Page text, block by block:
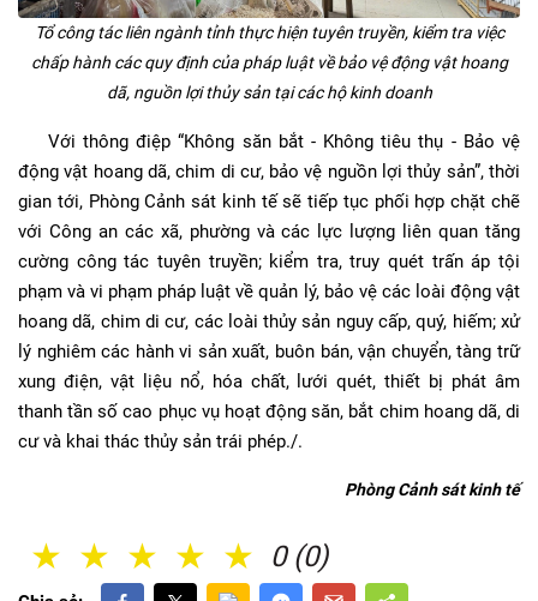
Tổ công tác liên ngành tỉnh thực hiện tuyên truyền, kiểm tra việc
chấp hành các quy định của pháp luật về bảo vệ động vật hoang
dã, nguồn lợi thủy sản tại các hộ kinh doanh
Với thông điệp “Không săn bắt - Không tiêu thụ - Bảo vệ
động vật hoang dã, chim di cư, bảo vệ nguồn lợi thủy sản”, thời
gian tới, Phòng Cảnh sát kinh tế sẽ tiếp tục phối hợp chặt chẽ
với Công an các xã, phường và các lực lượng liên quan tăng
cường công tác tuyên truyền; kiểm tra, truy quét trấn áp tội
phạm và vi phạm pháp luật về quản lý, bảo vệ các loài động vật
hoang dã, chim di cư, các loài thủy sản nguy cấp, quý, hiếm; xử
lý nghiêm các hành vi sản xuất, buôn bán, vận chuyển, tàng trữ
xung điện, vật liệu nổ, hóa chất, lưới quét, thiết bị phát âm
thanh tần số cao phục vụ hoạt động săn, bắt chim hoang dã, di
cư và khai thác thủy sản trái phép./.
Phòng Cảnh sát kinh tế
0 (0)
5 Sao
4 Sao
3 Sao
2 Sao
1 Sao